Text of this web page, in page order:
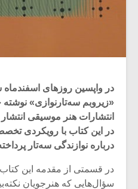
«زیروبم سه‌تارنوازی»
انتشارات هنر موسیقی انتشار
در این کتاب با رویکردی
درباره نوازندگی سه‌تار
در قسمتی از مقدمه این
سؤال‌هایی که هنرجویان